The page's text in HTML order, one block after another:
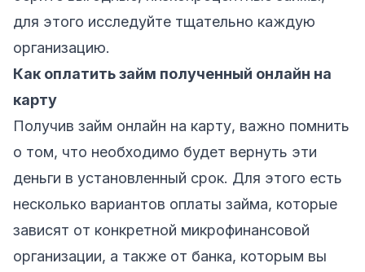
для этого исследуйте тщательно каждую
организацию.
Как оплатить займ полученный онлайн на
карту
Получив займ онлайн на карту, важно помнить
о том, что необходимо будет вернуть эти
деньги в установленный срок. Для этого есть
несколько вариантов оплаты займа, которые
зависят от конкретной микрофинансовой
организации, а также от банка, которым вы